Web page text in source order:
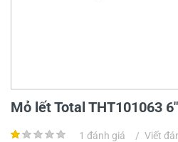
Mỏ lết Total THT101063 6"
1 đánh giá / Viết